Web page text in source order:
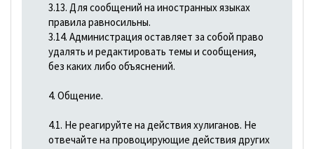
3.13. Для сообщений на иностранных языках
правила равносильны.
3.14. Администрация оставляет за собой право
удалять и редактировать темы и сообщения,
без каких либо объяснений.
4. Общение.
4.1. Не реагируйте на действия хулиганов. Не
отвечайте на провоцирующие действия других